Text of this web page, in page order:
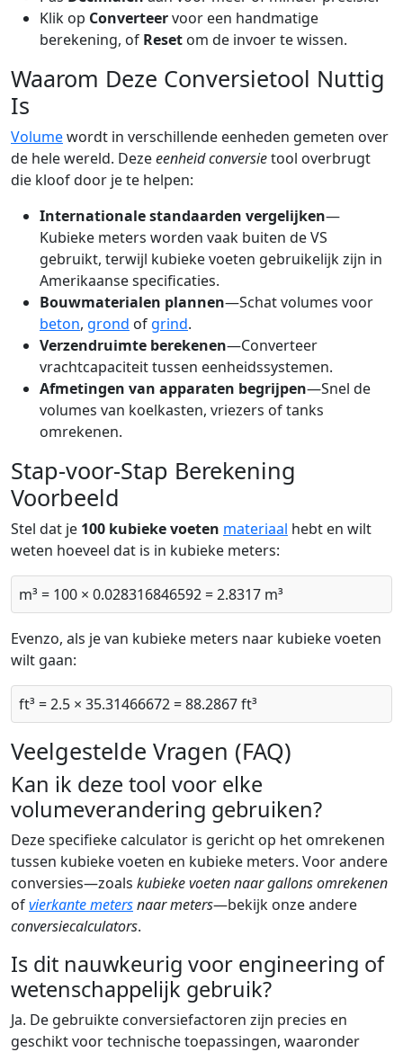
Klik op Converteervoor een handmatige
berekening, of Reset om de invoer te wissen.
Waarom Deze Conversietool Nuttig
Is
Volumewordt in verschillende eenheden gemeten over
de hele wereld. Dezeeenheid conversietool overbrugt
die kloof door je te helpen:
Internationale standaarden vergelijken—
Kubieke meters worden vaak buiten de VS
gebruikt, terwijl kubieke voeten gebruikelijk zijn in
Amerikaanse specificaties.
Bouwmaterialen plannen—Schat volumes voor
beton, grond of grind.
Verzendruimte berekenen—Converteer
vrachtcapaciteit tussen eenheidssystemen.
Afmetingen van apparaten begrijpen—Snel de
volumes van koelkasten, vriezers of tanks
omrekenen.
Stap-voor-Stap Berekening
Voorbeeld
Stel dat je 100 kubieke voeten materiaal hebt en wilt
weten hoeveel dat is in kubieke meters:
m³ = 100 × 0.028316846592 = 2.8317 m³
Evenzo, als je van kubieke meters naar kubieke voeten
wilt gaan:
ft³ = 2.5 × 35.31466672 = 88.2867 ft³
Veelgestelde Vragen (FAQ)
Kan ik deze tool voor elke
volumeverandering gebruiken?
Deze specifieke calculator is gericht op het omrekenen
tussen kubieke voeten en kubieke meters. Voor andere
conversies—zoals kubieke voeten naar gallons omrekenen
ofvierkante metersnaar meters—bekijk onze andere
conversiecalculators.
Is dit nauwkeurig voor engineering of
wetenschappelijk gebruik?
Ja. De gebruikte conversiefactoren zijn precies en
geschikt voor technische toepassingen, waaronder